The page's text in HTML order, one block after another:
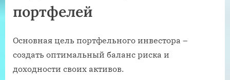
портфелей
Основная цель портфельного инвестора –
создать оптимальный баланс риска и
доходности своих активов.